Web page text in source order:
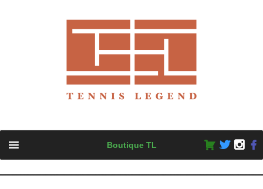
content
Boutique TL